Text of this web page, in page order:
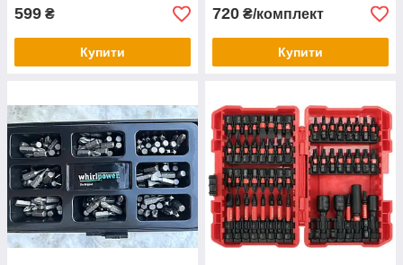
599 ₴
Купити
720 ₴/комплект
Купити